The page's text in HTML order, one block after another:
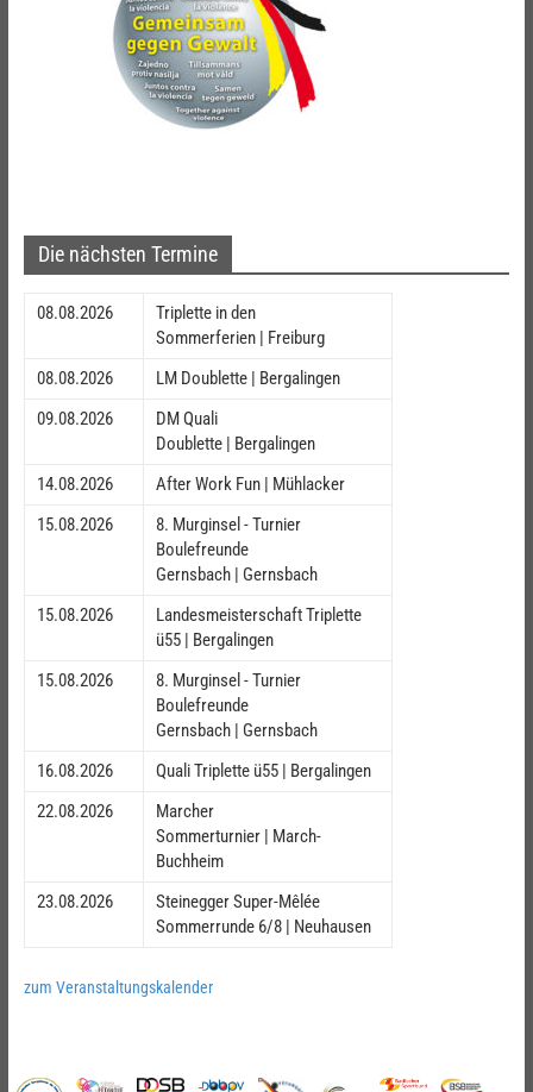
Die nächsten Termine
08.08.2026
Triplette in den
Sommerferien | Freiburg
08.08.2026
LM Doublette | Bergalingen
09.08.2026
DM Quali
Doublette | Bergalingen
14.08.2026
After Work Fun | Mühlacker
15.08.2026
8. Murginsel - Turnier
Boulefreunde
Gernsbach | Gernsbach
15.08.2026
Landesmeisterschaft Triplette
ü55 | Bergalingen
15.08.2026
8. Murginsel - Turnier
Boulefreunde
Gernsbach | Gernsbach
16.08.2026
Quali Triplette ü55 | Bergalingen
22.08.2026
Marcher
Sommerturnier | March-
Buchheim
23.08.2026
Steinegger Super-Mêlée
Sommerrunde 6/8 | Neuhausen
zum Veranstaltungskalender